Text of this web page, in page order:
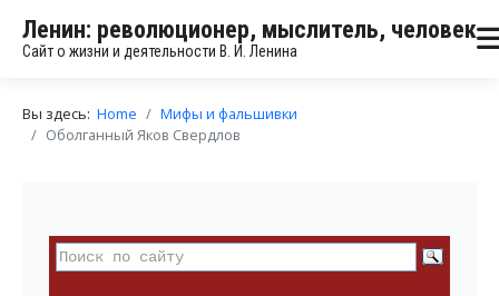
Ленин: революционер, мыслитель, человек
Сайт о жизни и деятельности В. И. Ленина
Вы здесь: Home
Мифы и фальшивки
Оболганный Яков Свердлов